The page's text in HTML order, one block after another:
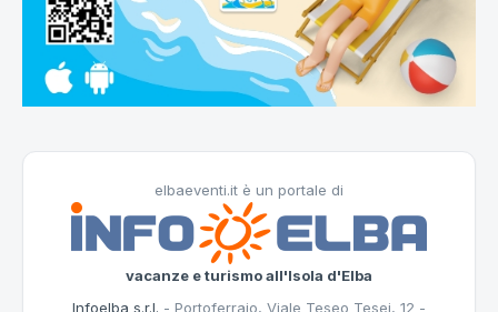
elbaeventi.it è un portale di
vacanze e turismo all'Isola d'Elba
Infoelba s.r.l. - Portoferraio, Viale Teseo Tesei, 12 -